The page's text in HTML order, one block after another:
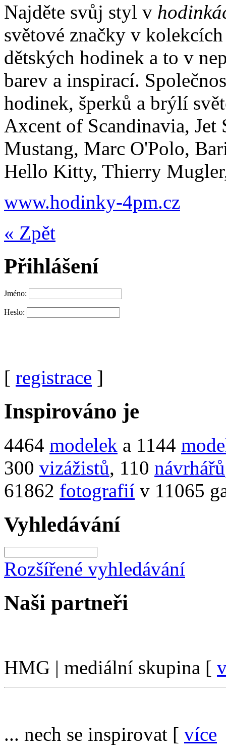
Najděte svůj styl v
světové značky v
dětských hodinek a to v
barev a inspirací.
hodinek, šperků a brýlí
Axcent of Scandinavia,
Mustang, Marc O'Polo,
Hello Kitty, Thierry
www.hodinky-4pm.cz
« Zpět
Přihlášení
Jméno:
Heslo:
[ registrace ]
Inspirováno je
4464 modelek a 1144
300 vizážistů, 110 návrhářů
61862 fotografií v 11065
Vyhledávání
Rozšířené vyhledávání
Naši partneři
HMG | mediální skupina [
... nech se inspirovat [ více